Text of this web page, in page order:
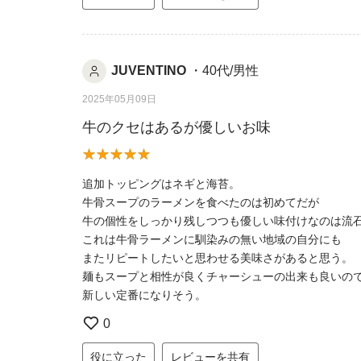
JUVENTINO ・40代/男性
2025年05月09日
牛のクセはあるが優しいお味
追加トッピングはネギと海苔。
牛骨スープのラーメンを食べたのは初めてだが
牛の個性をしっかり残しつつも優しい味付けなのは流
これは牛骨ラーメンに馴染みの無い地域の自分にも
またリピートしたいと思わせる美味さがあると思う。
麺もスープと相性が良くチャーシューの出来も良いの
新しい定番になりそう。
0
役に立った レビューを共有